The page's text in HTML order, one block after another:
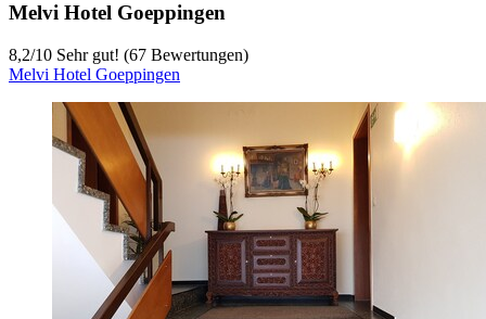
Melvi Hotel Goeppingen
8,2/10 Sehr gut! (67 Bewertungen)
Melvi Hotel Goeppingen